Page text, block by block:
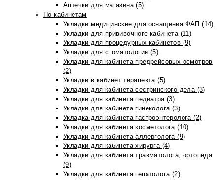
Аптечки для магазина (5)
По кабинетам
Укладки медицинские для оснащения ФАП (14)
Укладки для прививочного кабинета (11)
Укладки для процедурных кабинетов (9)
Укладки для стоматологии (5)
Укладки для кабинета предрейсовых осмотров
(2)
Укладки в кабинет терапевта (5)
Укладки для кабинета сестринского дела (3)
Укладки для кабинета педиатра (3)
Укладки для кабинета гинеколога (3)
Укладка для кабинета гастроэнтеролога (2)
Укладки для кабинета косметолога (10)
Укладки для кабинета аллерголога (9)
Укладки для кабинета хирурга (4)
Укладки для кабинета травматолога, ортопеда
(9)
Укладки для кабинета гепатолога (2)